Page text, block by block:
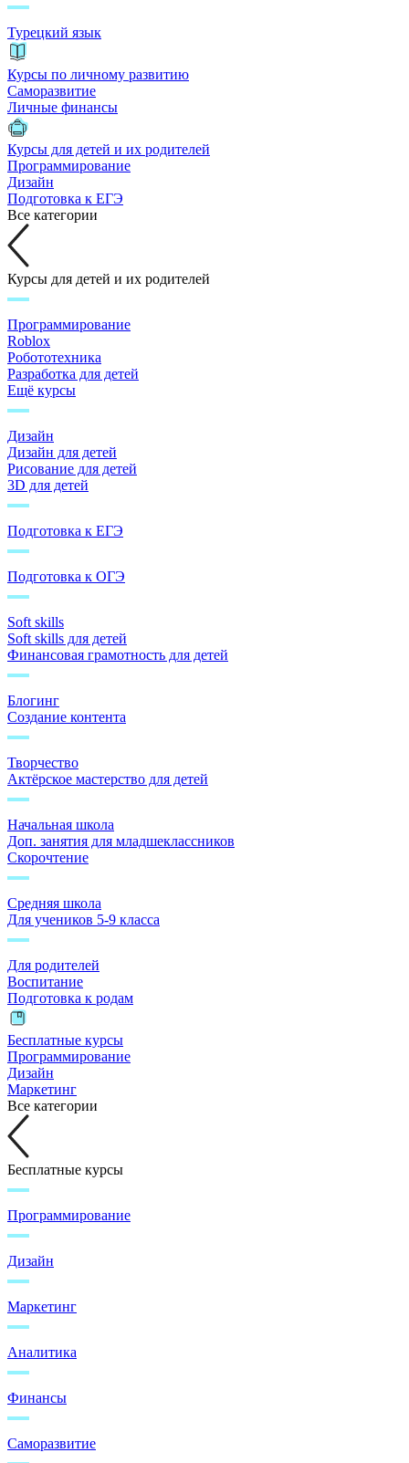
Турецкий язык
Курсы по личному развитию
Саморазвитие
Личные финансы
Курсы для детей и их родителей
Программирование
Дизайн
Подготовка к ЕГЭ
Все категории
Курсы для детей и их родителей
Программирование
Roblox
Робототехника
Разработка для детей
Ещё курсы
Дизайн
Дизайн для детей
Рисование для детей
3D для детей
Подготовка к ЕГЭ
Подготовка к ОГЭ
Soft skills
Soft skills для детей
Финансовая грамотность для детей
Блогинг
Создание контента
Творчество
Актёрское мастерство для детей
Начальная школа
Доп. занятия для младшеклассников
Скорочтение
Средняя школа
Для учеников 5-9 класса
Для родителей
Воспитание
Подготовка к родам
Бесплатные курсы
Программирование
Дизайн
Маркетинг
Все категории
Бесплатные курсы
Программирование
Дизайн
Маркетинг
Аналитика
Финансы
Саморазвитие